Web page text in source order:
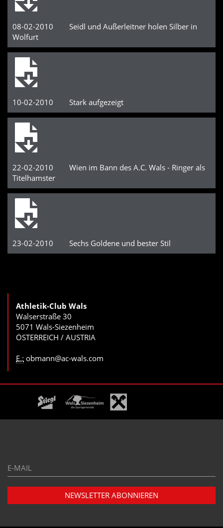
08-02-2010 Seidl und Außerleitner holen Silber in
Wolfurt
10-02-2010 Stark aufgezeigt
22-02-2010 Wien im Bann des A.C. Wals - Ringer als
Titelhamster
23-02-2010 Sechs Goldene und bester Stil
Athletik-Club Wals
Walserstraße 30
5071 Wals-Siezenheim
ÖSTERREICH / AUSTRIA
E.: obmann@ac-wals.com
E-
Mail*